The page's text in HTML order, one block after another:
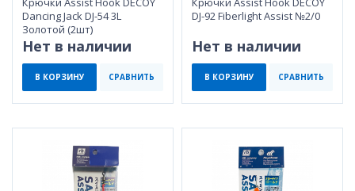
Dancing Jack DJ-54 3L
Золотой (2шт)
Нет в наличии
В КОРЗИНУ СРАВНИТЬ
DJ-92 Fiberlight Assist №2/0
Нет в наличии
В КОРЗИНУ СРАВНИТЬ